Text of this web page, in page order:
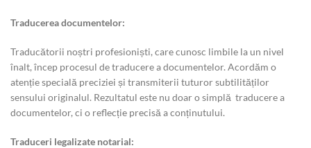
Traducerea documentelor:
Traducătorii noștri profesioniști, care cunosc limbile la un nivel
înalt, încep procesul de traducere a documentelor. Acordăm o
atenție specială preciziei și transmiterii tuturor subtilităților
sensului originalul. Rezultatul este nu doar o simplă traducere a
documentelor, ci o reflecție precisă a conținutului.
Traduceri legalizate notarial: